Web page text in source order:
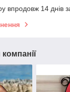
впродовж 14 днів